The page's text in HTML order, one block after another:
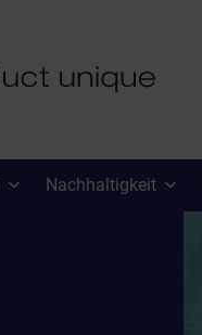
Nachhaltigkeit